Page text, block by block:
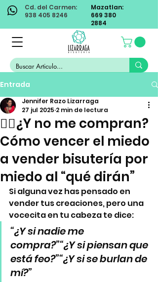
Cd. del Carmen:
938 405 8246
Mazatlan:
669 380
2884
Entrada
😵‍💫¿Y no me compran?
Cómo vencer el miedo
a vender bisutería por
miedo al “qué dirán”
Jennifer Razo Lizarraga
27 jul 2025 2 min de lectura
Si alguna vez has pensado en
vender tus creaciones, pero una
vocecita en tu cabeza te dice:
“¿Y si nadie me
compra?”“¿Y si piensan que
está feo?”“¿Y si se burlan de
mí?”